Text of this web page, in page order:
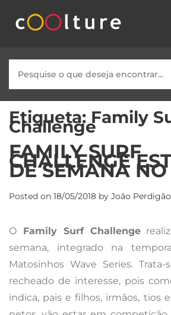
Etiqueta: Family
Challenge
FAMILY SURF
CHALLENGE
DE SEMANA
Posted on 18/05/2018 by João Perdigão
O Family Surf Challenge
semana, integrado na
Matosinhos Wave Series.
recheado de interesse, pois
indica, pais e filhos, irmãos, tios